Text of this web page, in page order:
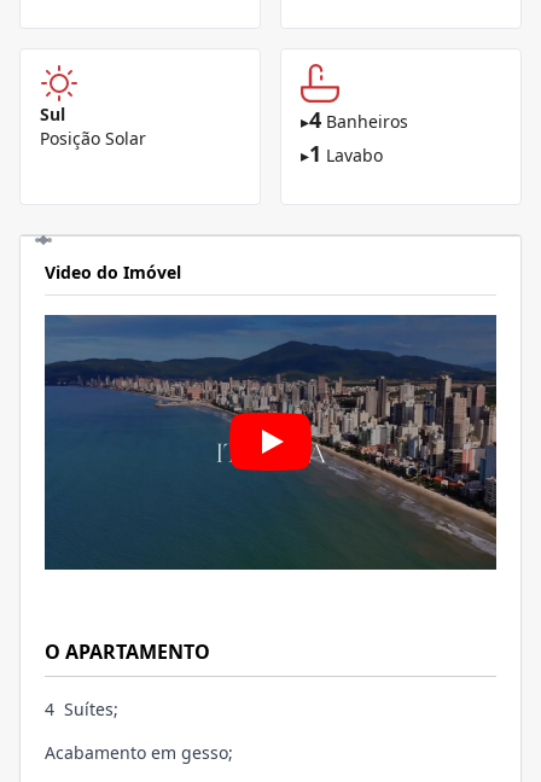
Sul
Posição Solar
▸4 Banheiros
▸1 Lavabo
Video do Imóvel
O APARTAMENTO
4 Suítes;
Acabamento em gesso;